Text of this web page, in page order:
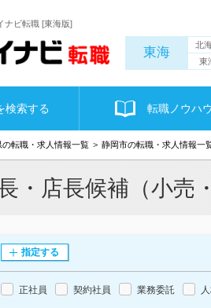
ナビ転職 [東海版]
東海 北
東
検索する 転職ノウハウ
の転職・求人情報一覧 静岡市の転職・求人情報一
・店長候補（小売
指定する
正社員 契約社員 業務委託